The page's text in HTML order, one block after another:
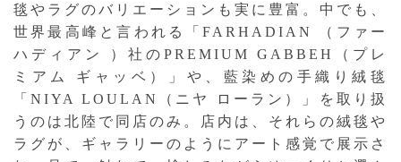
毯やラグのバリエーションも実に豊富。中でも、
世界最高峰と言われる「FARHADIAN （ファー
ハディアン ）社のPREMIUM GABBEH（プレ
ミアム ギャッベ）」や、藍染めの手織り絨毯
「NIYA LOULAN（ニヤ ローラン）」を取り扱
うのは北陸で同店のみ。店内は、それらの絨毯や
ラグが、ギャラリーのようにアート感覚で展示さ